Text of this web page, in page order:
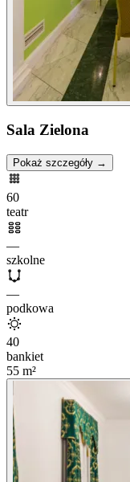
Sala Zielona
Pokaż szczegóły →
60
teatr
—
szkolne
—
podkowa
40
bankiet
55 m²